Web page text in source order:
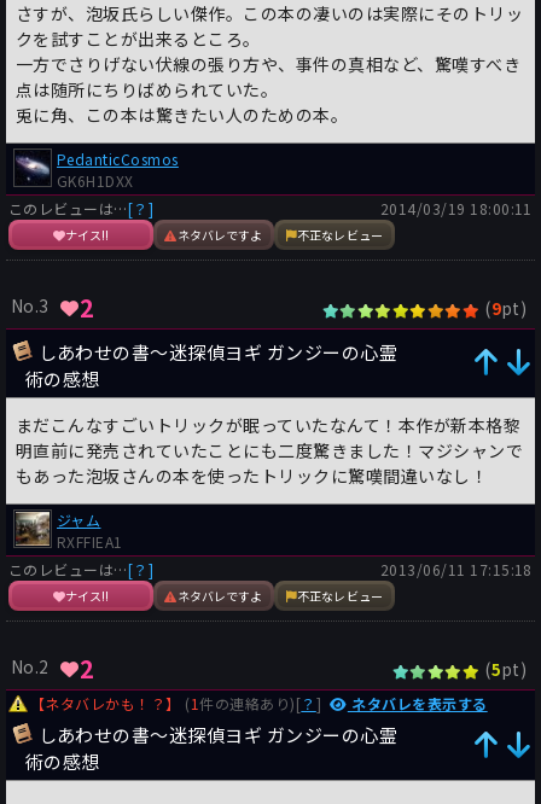
さすが、泡坂氏らしい傑作。この本の凄いのは実際にそのトリッ
クを試すことが出来るところ。
一方でさりげない伏線の張り方や、事件の真相など、驚嘆すべき
点は随所にちりばめられていた。
兎に角、この本は驚きたい人のための本。
PedanticCosmos
GK6H1DXX
このレビューは…[？]
ナイス!! ネタバレですよ 不正なレビュー
2014/03/19 18:00:11
No.3 2 (9pt)
しあわせの書〜迷探偵ヨギ ガンジーの心霊
術の感想
まだこんなすごいトリックが眠っていたなんて！本作が新本格黎
明直前に発売されていたことにも二度驚きました！マジシャンで
もあった泡坂さんの本を使ったトリックに驚嘆間違いなし！
ジャム
RXFFIEA1
このレビューは…[？]
ナイス!! ネタバレですよ 不正なレビュー
2013/06/11 17:15:18
No.2 2 (5pt)
【ネタバレかも！？】 (1件の連絡あり)[？ ] ネタバレを表示する
しあわせの書〜迷探偵ヨギ ガンジーの心霊
術の感想